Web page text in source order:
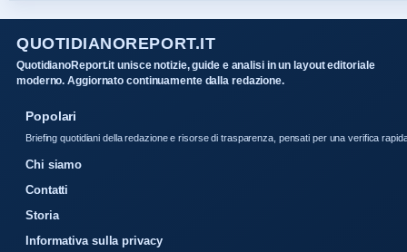
QUOTIDIANOREPORT.IT
QuotidianoReport.it unisce notizie, guide e analisi in un layout editoriale
moderno. Aggiornato continuamente dalla redazione.
Popolari
Briefing quotidiani della redazione e risorse di trasparenza, pensati per una verifica
Chi siamo
Contatti
Storia
Informativa sulla privacy